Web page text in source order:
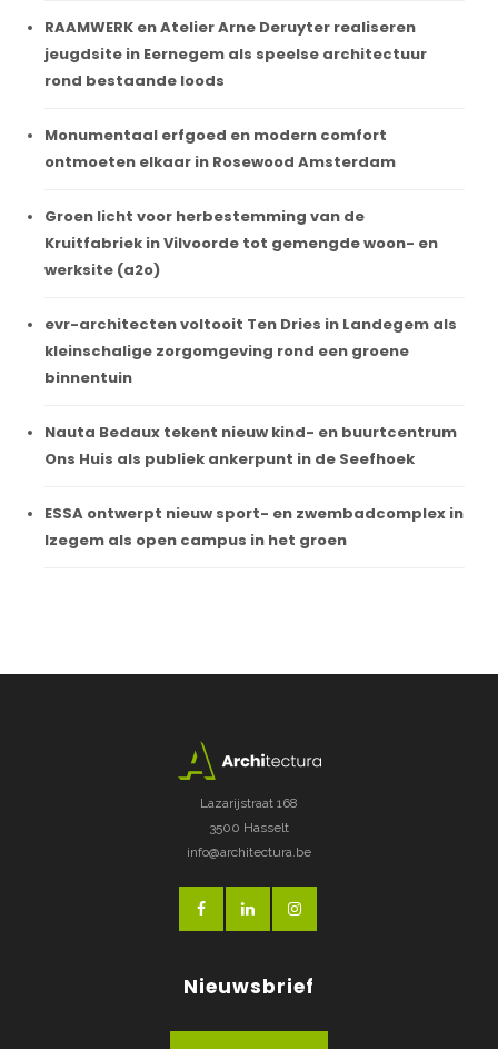
RAAMWERK en Atelier Arne Deruyter realiseren
jeugdsite in Eernegem als speelse architectuur
rond bestaande loods
Monumentaal erfgoed en modern comfort
ontmoeten elkaar in Rosewood Amsterdam
Groen licht voor herbestemming van de
Kruitfabriek in Vilvoorde tot gemengde woon- en
werksite (a2o)
evr-architecten voltooit Ten Dries in Landegem als
kleinschalige zorgomgeving rond een groene
binnentuin
Nauta Bedaux tekent nieuw kind- en buurtcentrum
Ons Huis als publiek ankerpunt in de Seefhoek
ESSA ontwerpt nieuw sport- en zwembadcomplex in
Izegem als open campus in het groen
Lazarijstraat 168
3500 Hasselt
info@architectura.be
Nieuwsbrief